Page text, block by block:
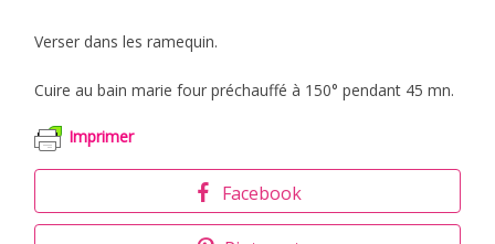
Verser dans les ramequin.
Cuire au bain marie four préchauffé à 150° pendant 45 mn.
Imprimer
Facebook